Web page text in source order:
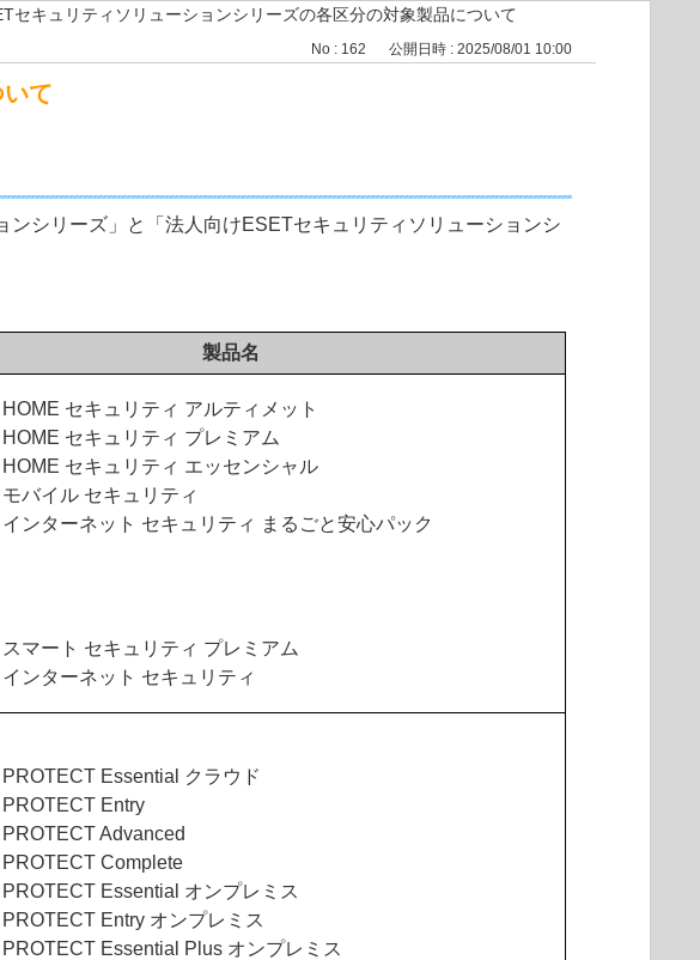
セキュリティソリューションシリーズの各区分の対象製品について
No : 162 公開日時 : 2025/08/01 10:00
て
シリーズ」と「法人向けESETセキュリティソリューションシ
製品名
セキュリティ アルティメット
セキュリティ プレミアム
セキュリティ エッセンシャル
バイル セキュリティ
ンターネット セキュリティ まるごと安心パック
マート セキュリティ プレミアム
ンターネット セキュリティ
Essential クラウド
Entry
Advanced
Complete
Essential オンプレミス
Entry オンプレミス
Essential Plus オンプレミス